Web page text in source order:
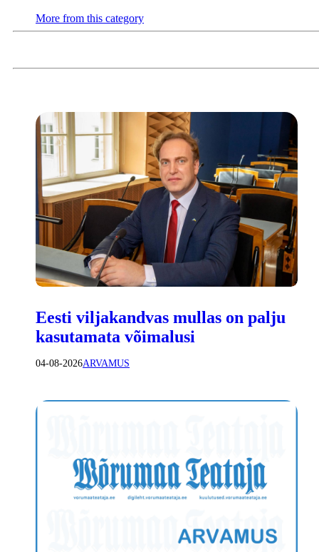
More from this category
Eesti viljakandvas mullas on palju
kasutamata võimalusi
04-08-2026ARVAMUS